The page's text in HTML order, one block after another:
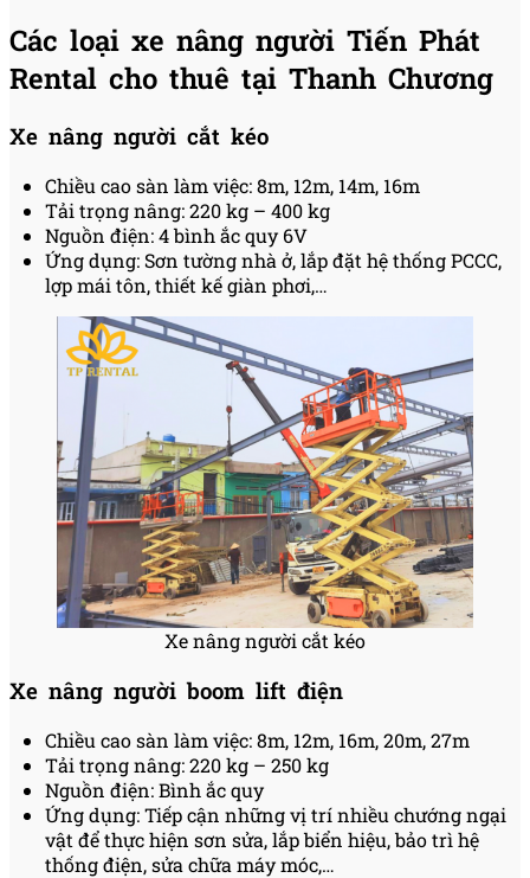
Các loại xe nâng người Tiến Phát
Rental cho thuê tại Thanh Chương
Xe nâng người cắt kéo
Chiều cao sàn làm việc: 8m, 12m, 14m, 16m
Tải trọng nâng: 220 kg – 400 kg
Nguồn điện: 4 bình ắc quy 6V
Ứng dụng: Sơn tường nhà ở, lắp đặt hệ thống PCCC,
lợp mái tôn, thiết kế giàn phơi,…
Xe nâng người cắt kéo
Xe nâng người boom lift điện
Chiều cao sàn làm việc: 8m, 12m, 16m, 20m, 27m
Tải trọng nâng: 220 kg – 250 kg
Nguồn điện: Bình ắc quy
Ứng dụng: Tiếp cận những vị trí nhiều chướng ngại
vật để thực hiện sơn sửa, lắp biển hiệu, bảo trì hệ
thống điện, sửa chữa máy móc,…